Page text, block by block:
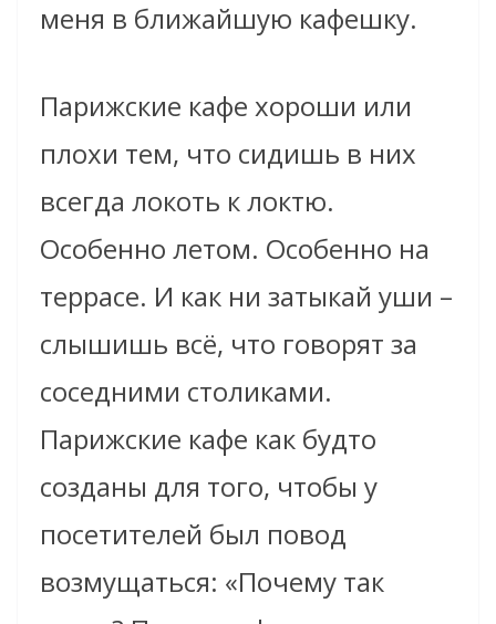
меня в ближайшую кафешку.
Парижские кафе хороши или
плохи тем, что сидишь в них
всегда локоть к локтю.
Особенно летом. Особенно на
террасе. И как ни затыкай уши –
слышишь всё, что говорят за
соседними столиками.
Парижские кафе как будто
созданы для того, чтобы у
посетителей был повод
возмущаться: «Почему так